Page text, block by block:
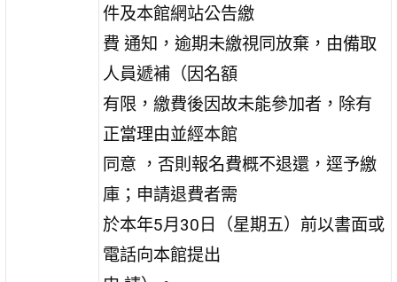
件及本館網站公告繳
費 通知，逾期未繳視同放棄，由備取
人員遞補（因名額
有限，繳費後因故未能參加者，除有
正當理由並經本館
同意 ，否則報名費概不退還，逕予繳
庫；申請退費者需
於本年5月30日（星期五）前以書面或
電話向本館提出